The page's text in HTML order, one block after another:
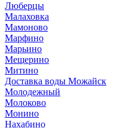
Люберцы
Малаховка
Мамоново
Марфино
Марьино
Мещерино
Митино
Доставка воды Можайск
Молодежный
Молоково
Монино
Нахабино